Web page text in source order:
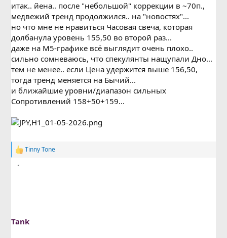
итак.. йена.. после "небольшой" коррекции в ~70п.,
медвежий тренд продолжился.. на "новостях"...
но что мне не нравиться Часовая свеча, которая
долбанула уровень 155,50 во второй раз...
даже на М5-графике всё выглядит очень плохо..
сильно сомневаюсь, что спекулянты нащупали Дно...
тем не менее.. если Цена удержится выше 156,50,
тогда тренд меняется на Бычий...
и ближайшие уровни/диапазон сильных
Сопротивлений 158+50+159...
Р
Tinny Tone
Tank